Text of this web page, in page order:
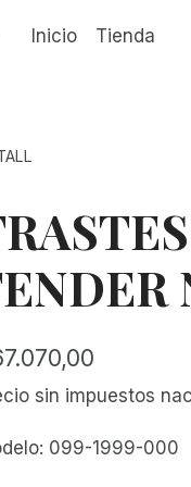
Inicio Tienda
sin impuestos
099-1999-000